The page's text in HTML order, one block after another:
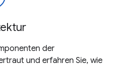
der
und erfahren Sie, wie